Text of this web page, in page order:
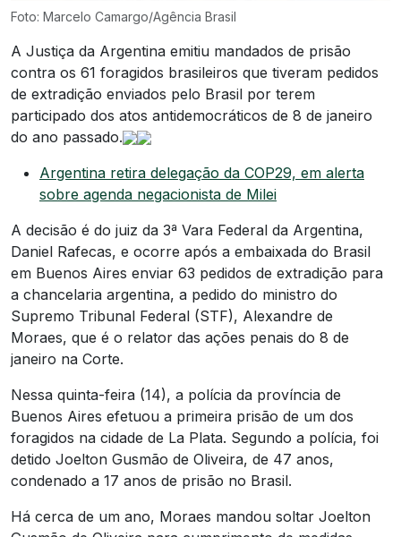
Foto: Marcelo Camargo/Agência Brasil
A Justiça da Argentina emitiu mandados de prisão
contra os 61 foragidos brasileiros que tiveram pedidos
de extradição enviados pelo Brasil por terem
participado dos atos antidemocráticos de 8 de janeiro
do ano passado.
Argentina retira delegação da COP29, em alerta
sobre agenda negacionista de Milei
A decisão é do juiz da 3ª Vara Federal da Argentina,
Daniel Rafecas, e ocorre após a embaixada do Brasil
em Buenos Aires enviar 63 pedidos de extradição para
a chancelaria argentina, a pedido do ministro do
Supremo Tribunal Federal (STF), Alexandre de
Moraes, que é o relator das ações penais do 8 de
janeiro na Corte.
Nessa quinta-feira (14), a polícia da província de
Buenos Aires efetuou a primeira prisão de um dos
foragidos na cidade de La Plata. Segundo a polícia, foi
detido Joelton Gusmão de Oliveira, de 47 anos,
condenado a 17 anos de prisão no Brasil.
Há cerca de um ano, Moraes mandou soltar Joelton